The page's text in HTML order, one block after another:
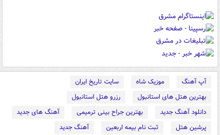
آپ آهنگ موزیک شاه
سایت تاریخ ایران
بهترین هتل های استانبول
رزرو هتل استانبول
دانلود آهنگ جدید
بهترین جراح بینی ترمیمی
آهنگ های جدید
پرشین هتل
ثبت نام بیمه اربعین
آهنگ جدید